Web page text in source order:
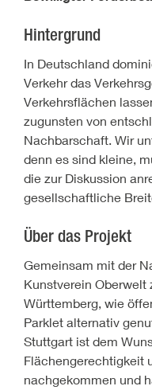
Hintergrund
In Deutschland
Verkehr das
Verkehrsflächen
zugunsten von
Nachbarschaft. Wir
denn es sind kleine,
die zur Diskussion
gesellschaftliche
Über das Projekt
Gemeinsam mit der
Kunstverein Oberwelt
Württemberg, wie
Parklet alternativ
Stuttgart ist dem
Flächengerechtigkeit
nachgekommen und